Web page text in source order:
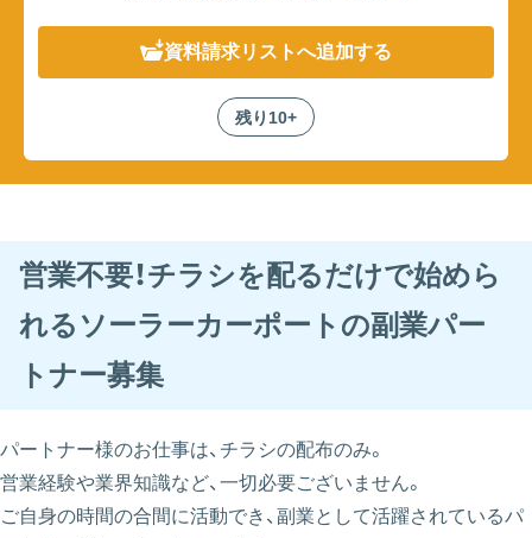
資料請求リストへ追加する
残り10+
営業不要！チラシを配るだけで始めら
れるソーラーカーポートの副業パー
トナー募集
パートナー様のお仕事は、チラシの配布のみ。
営業経験や業界知識など、一切必要ございません。
ご自身の時間の合間に活動でき、副業として活躍されているパ